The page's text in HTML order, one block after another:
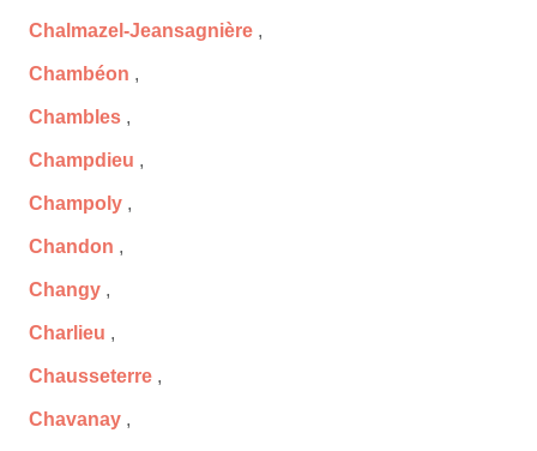
Chalmazel-Jeansagnière ,
Chambéon ,
Chambles ,
Champdieu ,
Champoly ,
Chandon ,
Changy ,
Charlieu ,
Chausseterre ,
Chavanay ,